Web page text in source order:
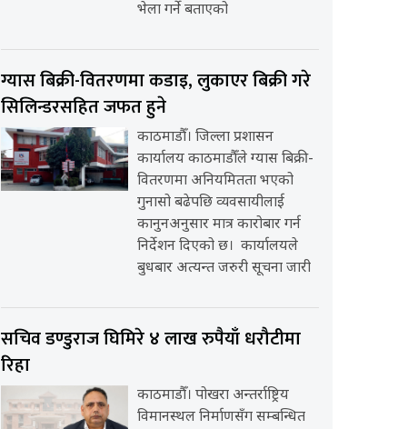
भेला गर्ने बताएको
ग्यास बिक्री-वितरणमा कडाइ, लुकाएर बिक्री गरे
सिलिन्डरसहित जफत हुने
काठमाडौँ। जिल्ला प्रशासन
कार्यालय काठमाडौँले ग्यास बिक्री-
वितरणमा अनियमितता भएको
गुनासो बढेपछि व्यवसायीलाई
कानुनअनुसार मात्र कारोबार गर्न
निर्देशन दिएको छ। कार्यालयले
बुधबार अत्यन्त जरुरी सूचना जारी
सचिव डण्डुराज घिमिरे ४ लाख रुपैयाँ धरौटीमा
रिहा
काठमाडौँ। पोखरा अन्तर्राष्ट्रिय
विमानस्थल निर्माणसँग सम्बन्धित